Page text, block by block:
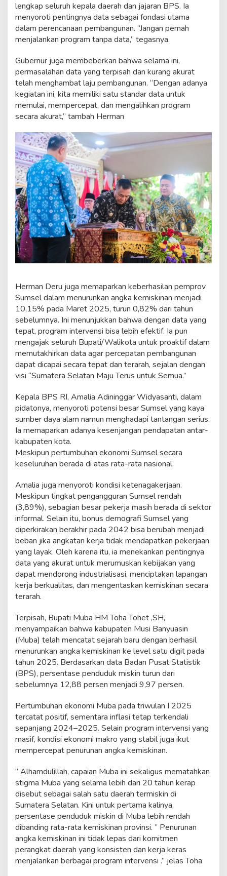
lengkap seluruh kepala daerah dan jajaran BPS. Ia
menyoroti pentingnya data sebagai fondasi utama
dalam perencanaan pembangunan. “Jangan pernah
menjalankan program tanpa data,” tegasnya.
Gubernur juga membeberkan bahwa selama ini,
permasalahan data yang terpisah dan kurang akurat
telah menghambat laju pembangunan. “Dengan adanya
kegiatan ini, kita memiliki satu standar data untuk
memulai, mempercepat, dan mengalihkan program
secara akurat,” tambah Herman
Herman Deru juga memaparkan keberhasilan pemprov
Sumsel dalam menurunkan angka kemiskinan menjadi
10,15% pada Maret 2025, turun 0,82% dari tahun
sebelumnya. Ini menunjukkan bahwa dengan data yang
tepat, program intervensi bisa lebih efektif. Ia pun
mengajak seluruh Bupati/Walikota untuk proaktif dalam
memutakhirkan data agar percepatan pembangunan
dapat dicapai secara tepat dan terarah, sejalan dengan
visi “Sumatera Selatan Maju Terus untuk Semua.”
Kepala BPS RI, Amalia Adininggar Widyasanti, dalam
pidatonya, menyoroti potensi besar Sumsel yang kaya
sumber daya alam namun menghadapi tantangan serius.
Ia memaparkan adanya kesenjangan pendapatan antar-
kabupaten kota.
Meskipun pertumbuhan ekonomi Sumsel secara
keseluruhan berada di atas rata-rata nasional.
Amalia juga menyoroti kondisi ketenagakerjaan.
Meskipun tingkat pengangguran Sumsel rendah
(3,89%), sebagian besar pekerja masih berada di sektor
informal. Selain itu, bonus demografi Sumsel yang
diperkirakan berakhir pada 2042 bisa berubah menjadi
beban jika angkatan kerja tidak mendapatkan pekerjaan
yang layak. Oleh karena itu, ia menekankan pentingnya
data yang akurat untuk merumuskan kebijakan yang
dapat mendorong industrialisasi, menciptakan lapangan
kerja berkualitas, dan mengentaskan kemiskinan secara
terarah.
Terpisah, Bupati Muba HM Toha Tohet ,SH,
menyampaikan bahwa kabupaten Musi Banyuasin
(Muba) telah mencatat sejarah baru dengan berhasil
menurunkan angka kemiskinan ke level satu digit pada
tahun 2025. Berdasarkan data Badan Pusat Statistik
(BPS), persentase penduduk miskin turun dari
sebelumnya 12,88 persen menjadi 9,97 persen.
Pertumbuhan ekonomi Muba pada triwulan I 2025
tercatat positif, sementara inflasi tetap terkendali
sepanjang 2024–2025. Selain program intervensi yang
masif, kondisi ekonomi makro yang stabil juga ikut
mempercepat penurunan angka kemiskinan.
” Alhamdulillah, capaian Muba ini sekaligus mematahkan
stigma Muba yang selama lebih dari 20 tahun kerap
disebut sebagai salah satu daerah termiskin di
Sumatera Selatan. Kini untuk pertama kalinya,
persentase penduduk miskin di Muba lebih rendah
dibanding rata-rata kemiskinan provinsi. ” Penurunan
angka kemiskinan ini tidak lepas dari komitmen
perangkat daerah yang konsisten dan kerja keras
menjalankan berbagai program intervensi .” jelas Toha